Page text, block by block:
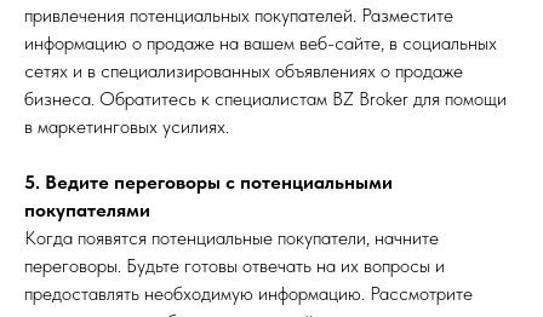
привлечения потенциальных покупателей. Разместите
информацию о продаже на вашем веб-сайте, в социальных
сетях и в специализированных объявлениях о продаже
бизнеса. Обратитесь к специалистам BZ Broker для помощи
в маркетинговых усилиях.
5. Ведите переговоры с потенциальными
покупателями
Когда появятся потенциальные покупатели, начните
переговоры. Будьте готовы отвечать на их вопросы и
предоставлять необходимую информацию. Рассмотрите